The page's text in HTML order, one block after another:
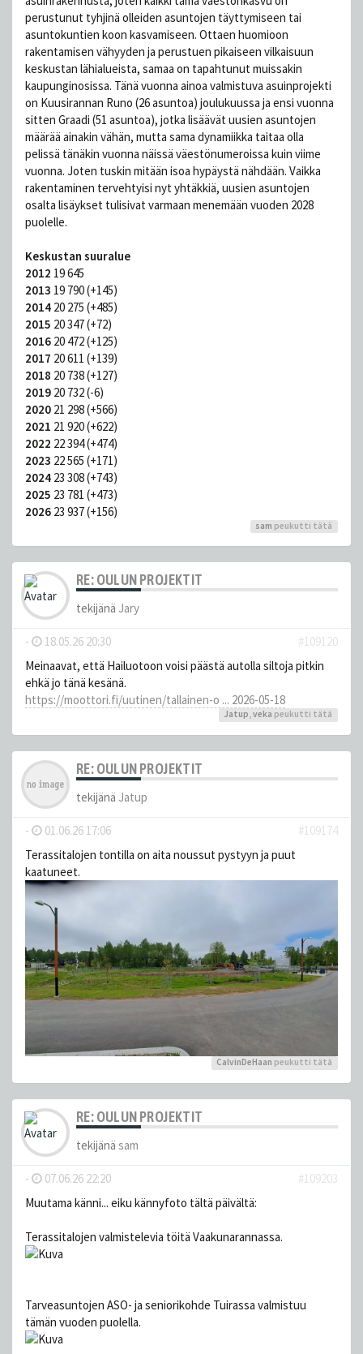
perustunut tyhjinä olleiden asuntojen täyttymiseen tai
asuntokuntien koon kasvamiseen. Ottaen huomioon
rakentamisen vähyyden ja perustuen pikaiseen vilkaisuun
keskustan lähialueista, samaa on tapahtunut muissakin
kaupunginosissa. Tänä vuonna ainoa valmistuva asuinprojekti
on Kuusirannan Runo (26 asuntoa) joulukuussa ja ensi vuonna
sitten Graadi (51 asuntoa), jotka lisäävät uusien asuntojen
määrää ainakin vähän, mutta sama dynamiikka taitaa olla
pelissä tänäkin vuonna näissä väestönumeroissa kuin viime
vuonna. Joten tuskin mitään isoa hypäystä nähdään. Vaikka
rakentaminen tervehtyisi nyt yhtäkkiä, uusien asuntojen
osalta lisäykset tulisivat varmaan menemään vuoden 2028
puolelle.
Keskustan suuralue
2012 19 645
2013 19 790 (+145)
2014 20 275 (+485)
2015 20 347 (+72)
2016 20 472 (+125)
2017 20 611 (+139)
2018 20 738 (+127)
2019 20 732 (-6)
2020 21 298 (+566)
2021 21 920 (+622)
2022 22 394 (+474)
2023 22 565 (+171)
2024 23 308 (+743)
2025 23 781 (+473)
2026 23 937 (+156)
sam peukutti tätä
RE: OULUN PROJEKTIT
tekijänä Jary
- 18.05.26 20:30
#109120
Meinaavat, että Hailuotoon voisi päästä autolla siltoja pitkin
ehkä jo tänä kesänä.
https://moottori.fi/uutinen/tallainen-o ... 2026-05-18
Jatup,veka peukutti tätä
RE: OULUN PROJEKTIT
tekijänä Jatup
- 01.06.26 17:06
#109174
Terassitalojen tontilla on aita noussut pystyyn ja puut
kaatuneet.
CalvinDeHaan peukutti tätä
RE: OULUN PROJEKTIT
tekijänä sam
- 07.06.26 22:20
#109203
Muutama känni... eiku kännyfoto tältä päivältä:
Terassitalojen valmistelevia töitä Vaakunarannassa.
Tarveasuntojen ASO- ja seniorikohde Tuirassa valmistuu
tämän vuoden puolella.